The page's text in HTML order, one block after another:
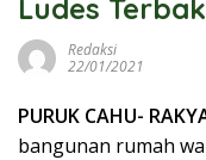
Ludes
Redaksi
22/01/2021
PURUK CAHU-
bangunan rumah